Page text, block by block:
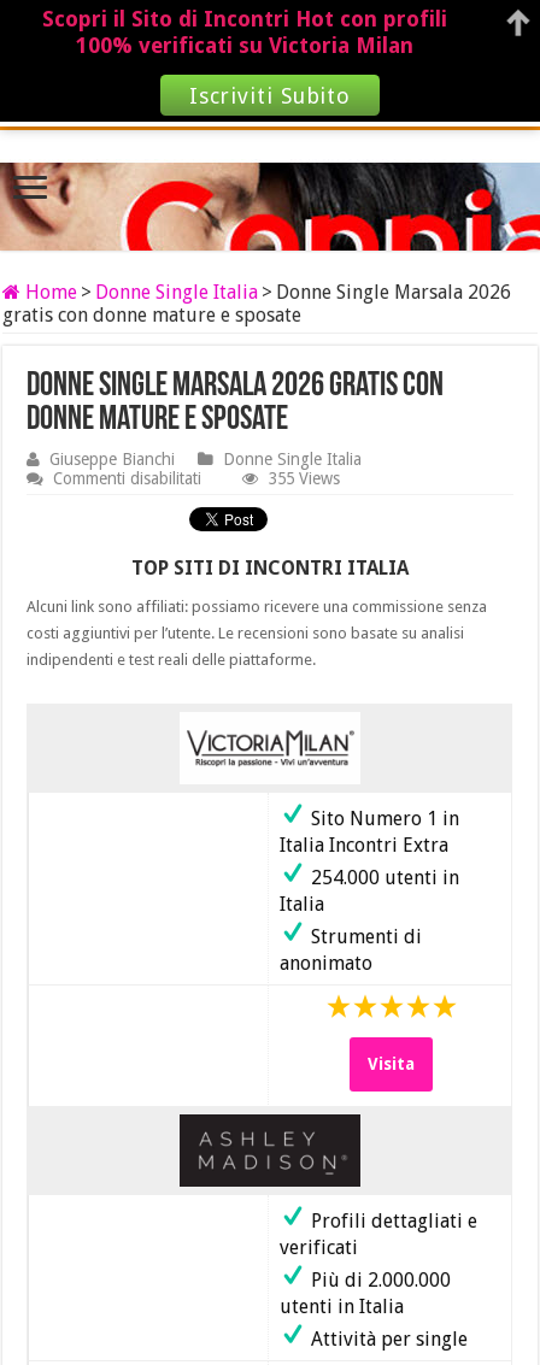
Home > Donne Single Italia > Donne Single Marsala 2026
gratis con donne mature e sposate
Donne Single Marsala 2026 gratis con
donne mature e sposate
Giuseppe Bianchi
Donne Single Italia
Commenti disabilitati
Single
Marsala
gratis
donne
mature
sposate
355 Views
TOP SITI DI INCONTRI ITALIA
Alcuni link sono affiliati: possiamo ricevere una commissione senza
costi aggiuntivi per l’utente. Le recensioni sono basate su analisi
indipendenti e test reali delle piattaforme.
Sito Numero 1 in
Italia Incontri Extra
254.000 utenti in
Italia
Strumenti di
anonimato
Visita
Profili dettagliati e
verificati
Più di 2.000.000
utenti in Italia
Attività per single
Scopri il Sito di Incontri Hot con profili
100% verificati su Victoria Milan
Iscriviti Subito